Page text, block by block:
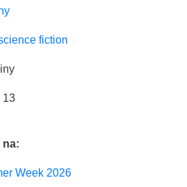
fiction
13
Week 2026